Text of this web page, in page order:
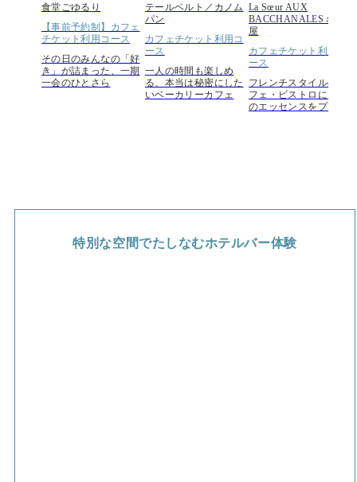
食堂ごゆるり
【事前予約制】カフェ
チケット利用コース
その日のみんなの「好
き」が詰まった、一期
一会のひとさら
テールベルト／カノム
パン
カフェチケット利用コ
ース
一人の時間も楽しめ
る、本当は秘密にした
いベーカリーカフェ
La Sœur AUX
BACCHANALES 名古
屋
カフェチケット利用コ
ース
フレンチスタイルのカ
フェ・ビストロに、旅
のエッセンスをプラス
特別な空間でたしなむホテルバー体験